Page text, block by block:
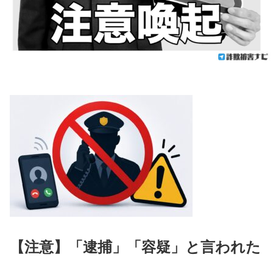
【注意】「逮捕」「容疑」と言われた